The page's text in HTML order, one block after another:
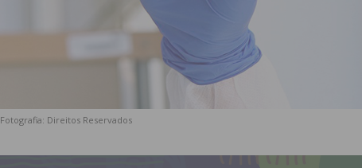
Fotografia: Direitos Reservados